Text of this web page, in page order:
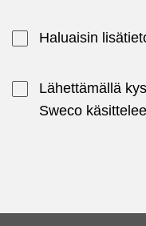
Haluaisin
Lähettämällä
Sweco